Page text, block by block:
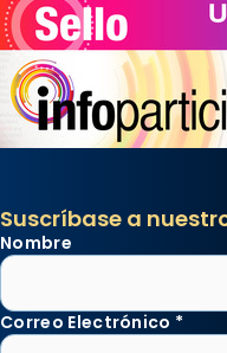
Suscríbase a
Nombre
Correo Electrónico *